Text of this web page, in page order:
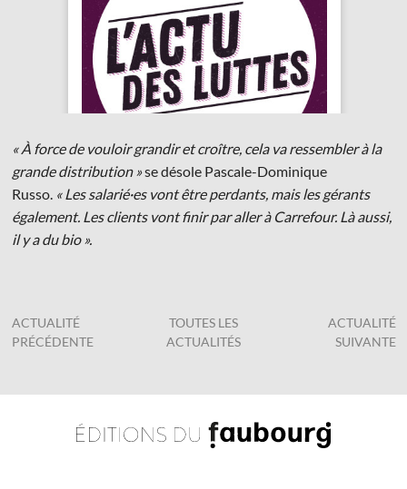
« À force de vouloir grandir et croître, cela va ressembler à la
grande distribution »se désole Pascale-Dominique
Russo. «Les salarié·es vont être perdants, mais les gérants
également. Les clients vont finir par aller à Carrefour. Là aussi,
il y a du bio ».
ACTUALITÉ
PRÉCÉDENTE
TOUTES LES
ACTUALITÉS
ACTUALITÉ
SUIVANTE